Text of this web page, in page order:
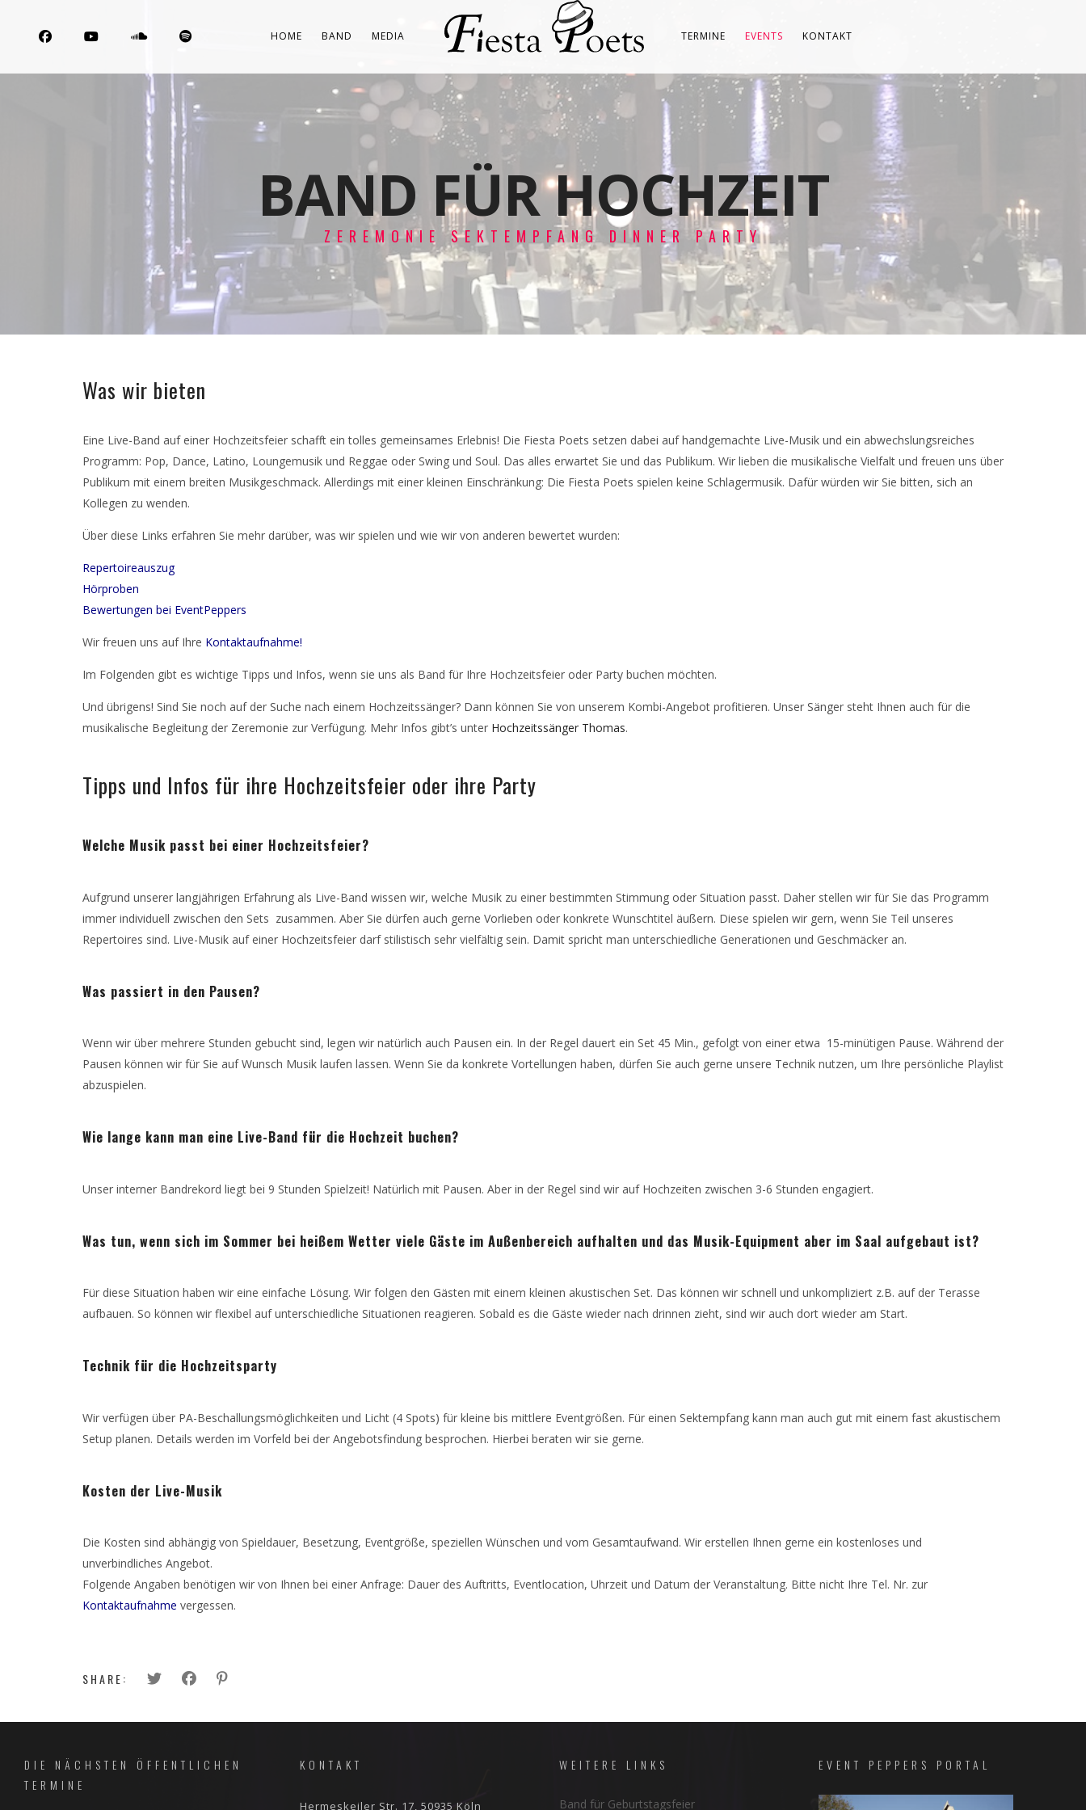
HOME BAND MEDIA TERMINE EVENTS KONTAKT
BAND FÜR HOCHZEIT
ZEREMONIE SEKTEMPFANG DINNER PARTY
Was wir bieten
Eine Live-Band auf einer Hochzeitsfeier schafft ein tolles gemeinsames Erlebnis! Die Fiesta Poets setzen dabei auf handgemachte Live-Musik und ein abwechslungsreiches
Programm: Pop, Dance, Latino, Loungemusik und Reggae oder Swing und Soul. Das alles erwartet Sie und das Publikum. Wir lieben die musikalische Vielfalt und freuen uns über
Publikum mit einem breiten Musikgeschmack. Allerdings mit einer kleinen Einschränkung: Die Fiesta Poets spielen keine Schlagermusik. Dafür würden wir Sie bitten, sich an
Kollegen zu wenden.
Über diese Links erfahren Sie mehr darüber, was wir spielen und wie wir von anderen bewertet wurden:
Repertoireauszug
Hörproben
Bewertungen bei EventPeppers
Wir freuen uns auf Ihre Kontaktaufnahme!
Im Folgenden gibt es wichtige Tipps und Infos, wenn sie uns als Band für Ihre Hochzeitsfeier oder Party buchen möchten.
Und übrigens! Sind Sie noch auf der Suche nach einem Hochzeitssänger? Dann können Sie von unserem Kombi-Angebot profitieren. Unser Sänger steht Ihnen auch für die
musikalische Begleitung der Zeremonie zur Verfügung. Mehr Infos gibt’s unter Hochzeitssänger Thomas.
Tipps und Infos für ihre Hochzeitsfeier oder ihre Party
Welche Musik passt bei einer Hochzeitsfeier?
Aufgrund unserer langjährigen Erfahrung als Live-Band wissen wir, welche Musik zu einer bestimmten Stimmung oder Situation passt. Daher stellen wir für Sie das Programm
immer individuell zwischen den Sets zusammen. Aber Sie dürfen auch gerne Vorlieben oder konkrete Wunschtitel äußern. Diese spielen wir gern, wenn Sie Teil unseres
Repertoires sind. Live-Musik auf einer Hochzeitsfeier darf stilistisch sehr vielfältig sein. Damit spricht man unterschiedliche Generationen und Geschmäcker an.
Was passiert in den Pausen?
Wenn wir über mehrere Stunden gebucht sind, legen wir natürlich auch Pausen ein. In der Regel dauert ein Set 45 Min., gefolgt von einer etwa 15-minütigen Pause. Während der
Pausen können wir für Sie auf Wunsch Musik laufen lassen. Wenn Sie da konkrete Vortellungen haben, dürfen Sie auch gerne unsere Technik nutzen, um Ihre persönliche Playlist
abzuspielen.
Wie lange kann man eine Live-Band für die Hochzeit buchen?
Unser interner Bandrekord liegt bei 9 Stunden Spielzeit! Natürlich mit Pausen. Aber in der Regel sind wir auf Hochzeiten zwischen 3-6 Stunden engagiert.
Was tun, wenn sich im Sommer bei heißem Wetter viele Gäste im Außenbereich aufhalten und das Musik-Equipment aber im Saal aufgebaut ist?
Für diese Situation haben wir eine einfache Lösung. Wir folgen den Gästen mit einem kleinen akustischen Set. Das können wir schnell und unkompliziert z.B. auf der Terasse
aufbauen. So können wir flexibel auf unterschiedliche Situationen reagieren. Sobald es die Gäste wieder nach drinnen zieht, sind wir auch dort wieder am Start.
Technik für die Hochzeitsparty
Wir verfügen über PA-Beschallungsmöglichkeiten und Licht (4 Spots) für kleine bis mittlere Eventgrößen. Für einen Sektempfang kann man auch gut mit einem fast akustischem
Setup planen. Details werden im Vorfeld bei der Angebotsfindung besprochen. Hierbei beraten wir sie gerne.
Kosten der Live-Musik
Die Kosten sind abhängig von Spieldauer, Besetzung, Eventgröße, speziellen Wünschen und vom Gesamtaufwand. Wir erstellen Ihnen gerne ein kostenloses und
unverbindliches Angebot.
Folgende Angaben benötigen wir von Ihnen bei einer Anfrage: Dauer des Auftritts, Eventlocation, Uhrzeit und Datum der Veranstaltung. Bitte nicht Ihre Tel. Nr. zur
Kontaktaufnahme vergessen.
SHARE:
DIE NÄCHSTEN ÖFFENTLICHEN
TERMINE
KONTAKT
Hermeskeiler Str. 17, 50935 Köln
WEITERE LINKS
Band für Geburtstagsfeier
EVENT PEPPERS PORTAL